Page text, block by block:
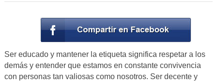
Ser educado y mantener la etiqueta significa respetar a los
demás y entender que estamos en constante convivencia
con personas tan valiosas como nosotros. Ser decente y